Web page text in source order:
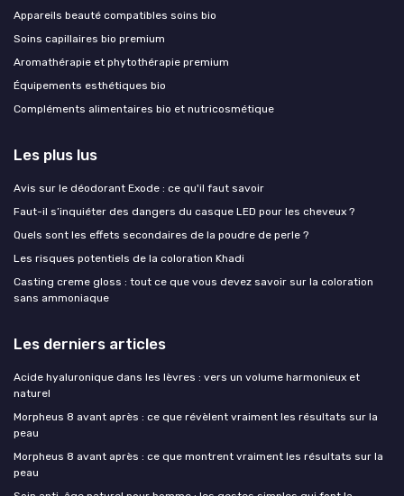
Appareils beauté compatibles soins bio
Soins capillaires bio premium
Aromathérapie et phytothérapie premium
Équipements esthétiques bio
Compléments alimentaires bio et nutricosmétique
Les plus lus
Avis sur le déodorant Exode : ce qu'il faut savoir
Faut-il s’inquiéter des dangers du casque LED pour les cheveux ?
Quels sont les effets secondaires de la poudre de perle ?
Les risques potentiels de la coloration Khadi
Casting creme gloss : tout ce que vous devez savoir sur la coloration
sans ammoniaque
Les derniers articles
Acide hyaluronique dans les lèvres : vers un volume harmonieux et
naturel
Morpheus 8 avant après : ce que révèlent vraiment les résultats sur la
peau
Morpheus 8 avant après : ce que montrent vraiment les résultats sur la
peau